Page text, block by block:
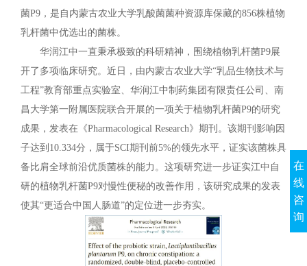
菌P9，是自内蒙古农业大学乳酸菌菌种资源库保藏的856株植物
乳杆菌中优选出的菌株。
华润江中一直秉承极致的科研精神，围绕植物乳杆菌P9展
开了多项临床研究。近日，由内蒙古农业大学“乳品生物技术与
工程”教育部重点实验室、华润江中制药集团有限责任公司、南
昌大学第一附属医院联合开展的一项关于植物乳杆菌P9的研究
成果，发表在《Pharmacological Research》期刊。该期刊影响因
子达到10.334分，属于SCI期刊前5%的领先水平，证实该菌株具
备比肩全球前沿优质菌株的能力。这项研究进一步证实江中自
研的植物乳杆菌P9对慢性便秘的改善作用，该研究成果的发表
使其“更适合中国人肠道”的定位进一步夯实。
在
线
咨
询